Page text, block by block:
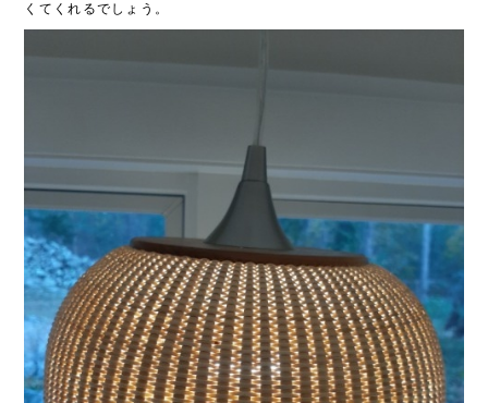
くてくれるでしょう。